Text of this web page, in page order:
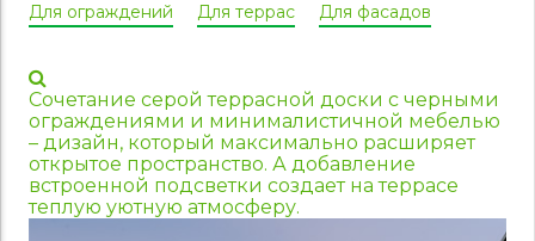
Для ограждений
Для террас Для фасадов
Сочетание серой террасной доски с черными
ограждениями и минималистичной мебелью
– дизайн, который максимально расширяет
открытое пространство. А добавление
встроенной подсветки создает на террасе
теплую уютную атмосферу.